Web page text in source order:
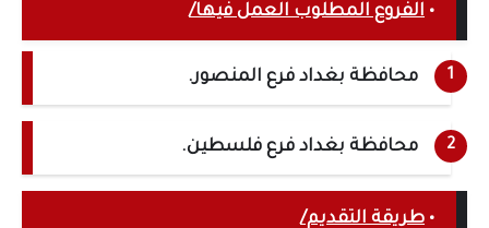
• الفروع المطلوب العمل فيها/
محافظة بغداد فرع المنصور.
محافظة بغداد فرع فلسطين.
• طريقة التقديم/